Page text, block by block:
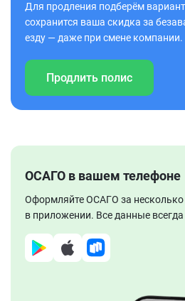
Для продления подберём
сохранится ваша скидка за
езду — даже при смене компании.
Продлить полис
ОСАГО в вашем телефоне
Оформляйте ОСАГО за несколько
в приложении. Все данные